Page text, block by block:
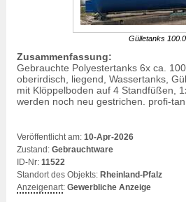
Gülletanks
Zusammenfassung:
Gebrauchte Polyestertanks 6x ca.
oberirdisch, liegend, Wassertanks,
mit Klöppelboden auf 4 Standfüßen,
werden noch neu gestrichen. profi-
Veröffentlicht am: 10-Apr-2026
Zustand: Gebrauchtware
ID-Nr: 11522
Standort des Objekts: Rheinland-Pfalz
Anzeigenart: Gewerbliche Anzeige